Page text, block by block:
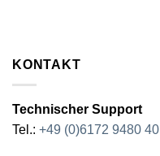
KONTAKT
Technischer Support
Tel.: +49 (0)6172 9480 40